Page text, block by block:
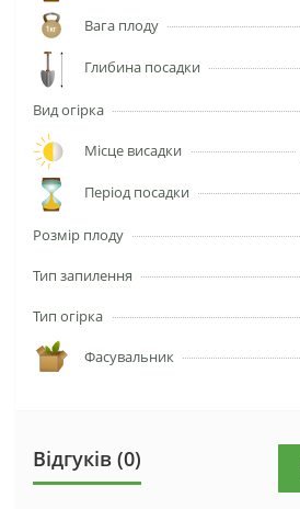
Вага плоду
Глибина посадки
Вид огірка
Місце висадки
Період посадки
Розмір плоду
Тип запилення
Тип огірка
Фасувальник
Відгуків (0)